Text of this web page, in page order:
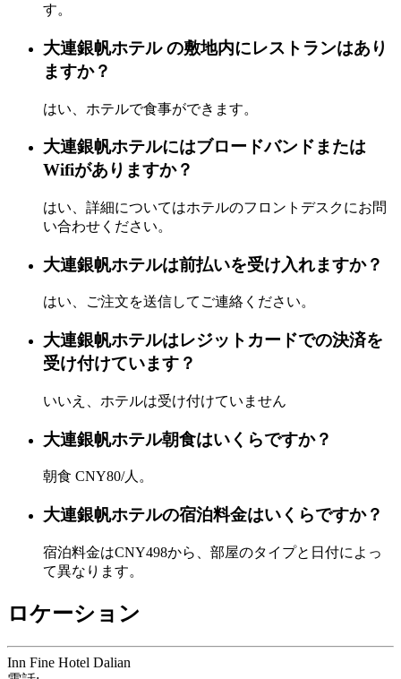
す。
大連銀帆ホテル の敷地内にレストランはあり
ますか？
はい、ホテルで食事ができます。
大連銀帆ホテルにはブロードバンドまたは
Wifiがありますか？
はい、詳細についてはホテルのフロントデスクにお問
い合わせください。
大連銀帆ホテルは前払いを受け入れますか？
はい、ご注文を送信してご連絡ください。
大連銀帆ホテルはレジットカードでの決済を
受け付けています？
いいえ、ホテルは受け付けていません
大連銀帆ホテル朝食はいくらですか？
朝食 CNY80/人。
大連銀帆ホテルの宿泊料金はいくらですか？
宿泊料金はCNY498から、部屋のタイプと日付によっ
て異なります。
ロケーション
Inn Fine Hotel Dalian